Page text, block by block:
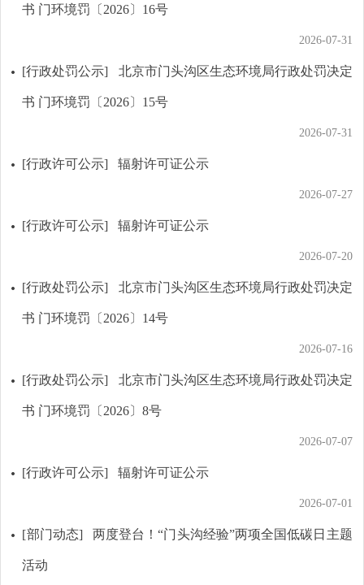
书 门环境罚〔2026〕16号
2026-07-31
[行政处罚公示] 北京市门头沟区生态环境局行政处罚决定
书 门环境罚〔2026〕15号
2026-07-31
[行政许可公示] 辐射许可证公示
2026-07-27
[行政许可公示] 辐射许可证公示
2026-07-20
[行政处罚公示] 北京市门头沟区生态环境局行政处罚决定
书 门环境罚〔2026〕14号
2026-07-16
[行政处罚公示] 北京市门头沟区生态环境局行政处罚决定
书 门环境罚〔2026〕8号
2026-07-07
[行政许可公示] 辐射许可证公示
2026-07-01
[部门动态] 两度登台！“门头沟经验”两项全国低碳日主题
活动